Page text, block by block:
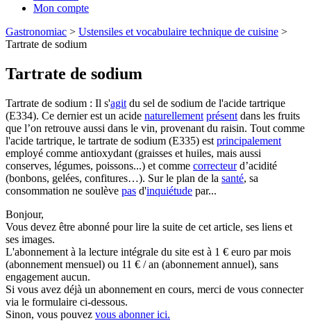
Mon compte
Gastronomiac > Ustensiles et vocabulaire technique de cuisine >
Tartrate de sodium
Tartrate de sodium
Tartrate de sodium : Il s'agit du sel de sodium de l'acide tartrique
(E334). Ce dernier est un acide naturellement présent dans les fruits
que l’on retrouve aussi dans le vin, provenant du raisin. Tout comme
l'acide tartrique, le tartrate de sodium (E335) est principalement
employé comme antioxydant (graisses et huiles, mais aussi
conserves, légumes, poissons...) et comme correcteurd’acidité
(bonbons, gelées, confitures…). Sur le plan de la santé, sa
consommation ne soulève pas d'inquiétude par...
Bonjour,
Vous devez être abonné pour lire la suite de cet article, ses liens et
ses images.
L'abonnement à la lecture intégrale du site est à 1 € euro par mois
(abonnement mensuel) ou 11 € / an (abonnement annuel), sans
engagement aucun.
Si vous avez déjà un abonnement en cours, merci de vous connecter
via le formulaire ci-dessous.
Sinon, vous pouvez vous abonner ici.